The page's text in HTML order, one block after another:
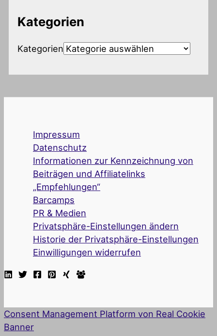
Kategorien
Kategorien
Impressum
Datenschutz
Informationen zur Kennzeichnung von
Beiträgen und Affiliatelinks
„Empfehlungen“
Barcamps
PR & Medien
Privatsphäre-Einstellungen ändern
Historie der Privatsphäre-Einstellungen
Einwilligungen widerrufen
Consent Management Platform von Real Cookie
Banner